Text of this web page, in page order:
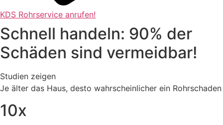
KDS Rohrservice anrufen!
Schnell handeln: 90% der
Schäden sind vermeidbar!
Studien zeigen
Je älter das Haus, desto wahrscheinlicher ein Rohrschaden
10x